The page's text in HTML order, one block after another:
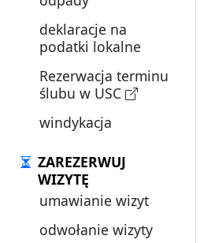
deklaracje na
podatki lokalne
Rezerwacja terminu
ślubu w USC
windykacja
ZAREZERWUJ
WIZYTĘ
umawianie wizyt
odwołanie wizyty